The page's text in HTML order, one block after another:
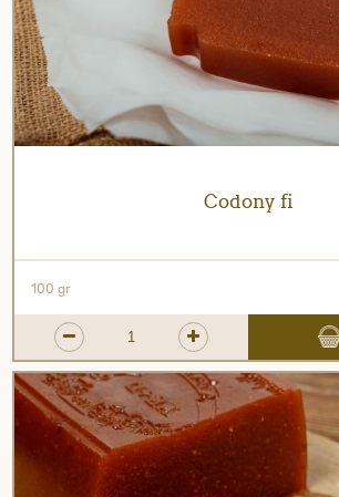
Codony fi
100 gr